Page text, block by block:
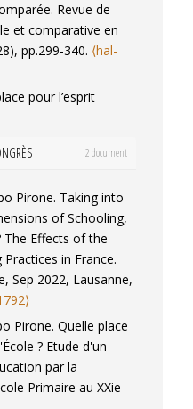
Revue de
et comparative en
pp.299-340. ⟨hal-
pour l’esprit
, 2023, 54,
: un
récente du métier
2022, 200,
.⟨hal-04427032⟩
temps de la crise
et liens
Revue d'action
⟨hal-04427360⟩
How the
revealed structural
2 document
Pirone. Taking into
of Schooling,
Effects of the
in France.
, Sep 2022, Lausanne,
Pirone. Quelle place
? Etude d'un
par la
Primaire au XXie